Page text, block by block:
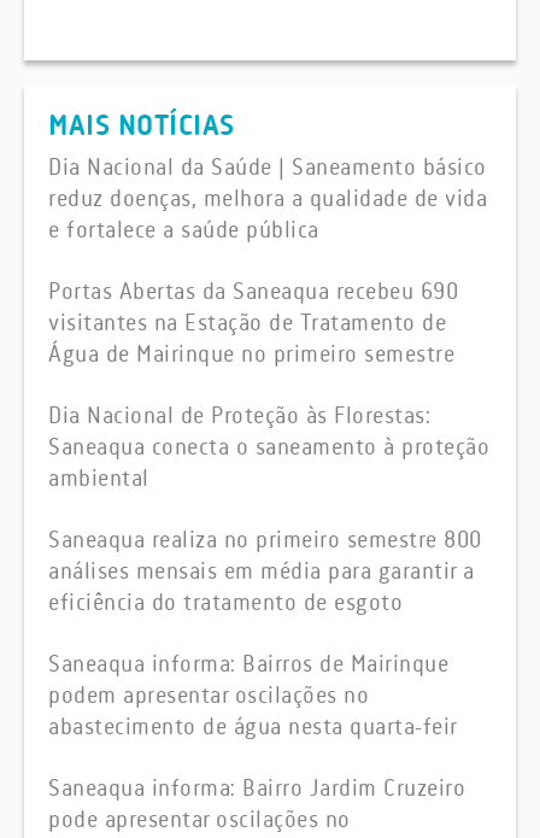
MAIS NOTÍCIAS
Dia Nacional da Saúde | Saneamento básico
reduz doenças, melhora a qualidade de vida
e fortalece a saúde pública
Portas Abertas da Saneaqua recebeu 690
visitantes na Estação de Tratamento de
Água de Mairinque no primeiro semestre
Dia Nacional de Proteção às Florestas:
Saneaqua conecta o saneamento à proteção
ambiental
Saneaqua realiza no primeiro semestre 800
análises mensais em média para garantir a
eficiência do tratamento de esgoto
Saneaqua informa: Bairros de Mairinque
podem apresentar oscilações no
abastecimento de água nesta quarta-feir
Saneaqua informa: Bairro Jardim Cruzeiro
pode apresentar oscilações no